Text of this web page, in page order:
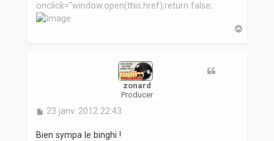
onclick="window.open(this.href);return false;
zonard
Producer
M
s
23 janv. 2012 22:43
Bien sympa le binghi !